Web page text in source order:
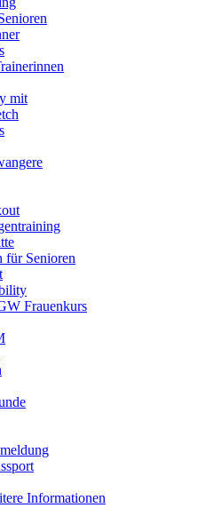
mit
für Senioren
Frauenkurs
Informationen